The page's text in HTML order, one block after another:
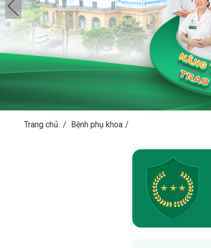
Trang chủ / Bệnh phụ khoa /